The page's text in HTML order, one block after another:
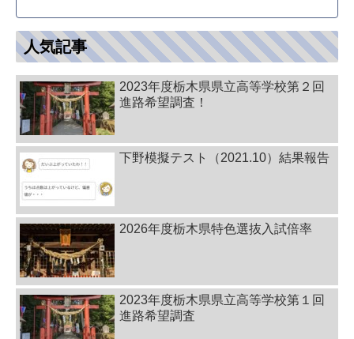
人気記事
2023年度栃木県県立高等学校第２回
進路希望調査！
下野模擬テスト（2021.10）結果報告
2026年度栃木県特色選抜入試倍率
2023年度栃木県県立高等学校第１回
進路希望調査